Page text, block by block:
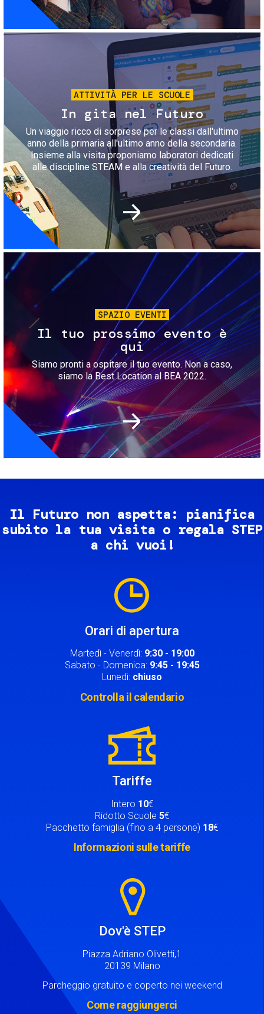
Immagine
ATTIVITÀ PER LE SCUOLE
In gita nel Futuro
Un viaggio ricco di sorprese per le classi dall'ultimo
anno della primaria all'ultimo anno della secondaria.
Insieme alla visita proponiamo laboratori dedicati
alle discipline STEAM e alla creatività del Futuro.
Immagine
SPAZIO EVENTI
Il tuo prossimo evento è
qui
Siamo pronti a ospitare il tuo evento. Non a caso,
siamo la Best Location al BEA 2022.
Il Futuro non aspetta: pianifica
subito la tua visita o regala STEP
a chi vuoi!
Orari di apertura
Martedì - Venerdì: 9:30 - 19:00
Sabato - Domenica: 9:45 - 19:45
Lunedì: chiuso
Controlla il calendario
Tariffe
Intero 10€
Ridotto Scuole 5€
Pacchetto famiglia (fino a 4 persone) 18€
Informazioni sulle tariffe
Dov'è STEP
Piazza Adriano Olivetti,1
20139 Milano
Parcheggio gratuito e coperto nei weekend
Come raggiungerci